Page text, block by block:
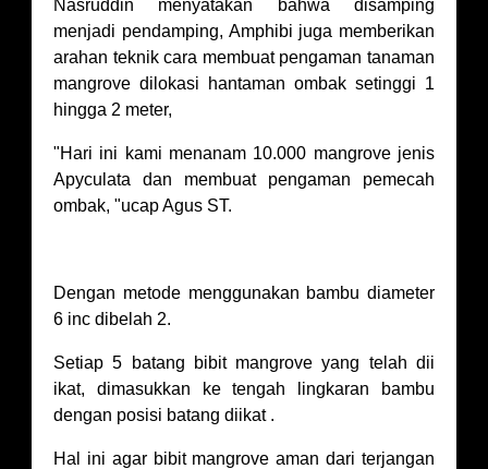
Nasruddin menyatakan bahwa disamping
menjadi pendamping, Amphibi juga memberikan
arahan teknik cara membuat pengaman tanaman
mangrove dilokasi hantaman ombak setinggi 1
hingga 2 meter,
"Hari ini kami menanam 10.000 mangrove jenis
Apyculata dan membuat pengaman pemecah
ombak, "ucap Agus ST.
Dengan metode menggunakan bambu diameter
6 inc dibelah 2.
Setiap 5 batang bibit mangrove yang telah dii
ikat, dimasukkan ke tengah lingkaran bambu
dengan posisi batang diikat .
Hal ini agar bibit mangrove aman dari terjangan